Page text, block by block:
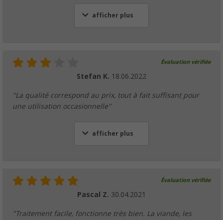
afficher plus
Évaluation vérifiée
Stefan K. 18.06.2022
"La qualité correspond au prix, tout à fait suffisant pour
une utilisation occasionnelle"
afficher plus
Évaluation vérifiée
Pascal Z. 30.04.2021
"Traitement facile, fonctionne très bien. La viande, les